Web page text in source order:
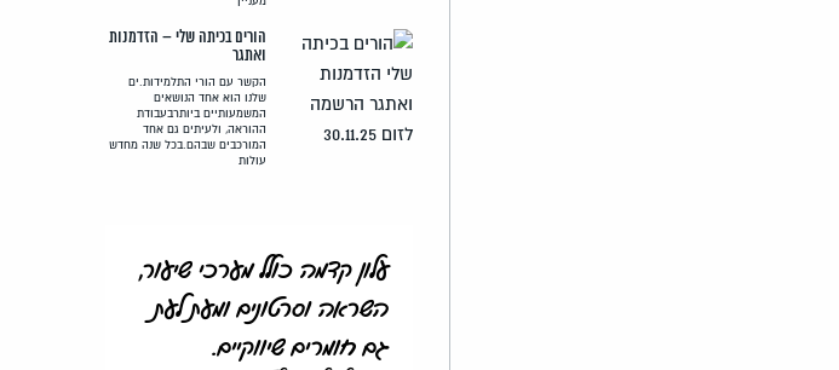
הורים בכיתה שלי – הזדמנות
ואתגר
הקשר עם הורי התלמידות.ים
שלנו הוא אחד הנושאים
המשמעותיים ביותרבעבודת
ההוראה, ולעיתים גם אחד
המורכבים שבהם.בכל שנה מחדש
עולות
עלון קדמה כולל מערכי שיעור,
השראה וסרטונים ומעת לעת
גם חומרים שיווקיים.